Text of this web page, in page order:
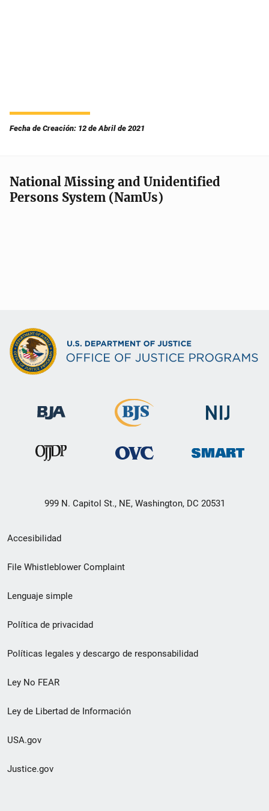
Fecha de Creación: 12 de Abril de 2021
National Missing and Unidentified
Persons System (NamUs)
999 N. Capitol St., NE, Washington, DC 20531
Menú
de
de
pie
de
página
Accesibilidad
File Whistleblower Complaint
Lenguaje simple
Política de privacidad
Políticas legales y descargo de responsabilidad
Ley No FEAR
Ley de Libertad de Información
USA.gov
Justice.gov